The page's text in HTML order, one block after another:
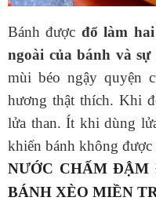
Bánh được đổ làm
ngoài của bánh và
mùi béo ngậy quyện
hương thật thích. Khi
lửa than. Ít khi dùng
khiến bánh không được
NƯỚC CHẤM
BÁNH XÈO MIỀN